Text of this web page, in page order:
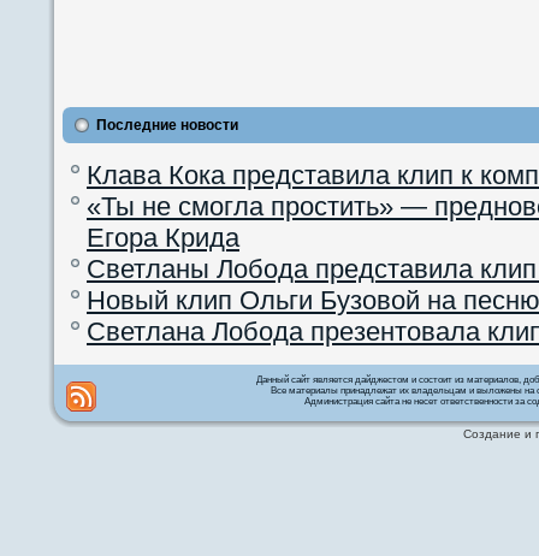
Последние новости
Клава Кока представила клип к
«Ты не смогла простить» —
Егора Крида
Светланы Лобода представила
Новый клип Ольги Бузовой на
Светлана Лобода презентовала
Данный сайт является дайджестом и состоит из материалов,
Все материалы принадлежат их владельцам и выложены на
Администрация сайта не несет ответственности за
Создание и